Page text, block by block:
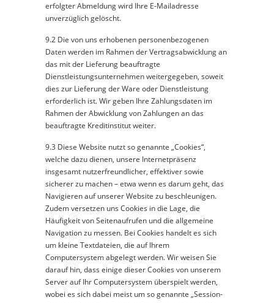
erfolgter Abmeldung wird Ihre E-Mailadresse
unverzüglich gelöscht.
9.2 Die von uns erhobenen personenbezogenen
Daten werden im Rahmen der Vertragsabwicklung an
das mit der Lieferung beauftragte
Dienstleistungsunternehmen weitergegeben, soweit
dies zur Lieferung der Ware oder Dienstleistung
erforderlich ist. Wir geben Ihre Zahlungsdaten im
Rahmen der Abwicklung von Zahlungen an das
beauftragte Kreditinstitut weiter.
9.3 Diese Website nutzt so genannte „Cookies“,
welche dazu dienen, unsere Internetpräsenz
insgesamt nutzerfreundlicher, effektiver sowie
sicherer zu machen – etwa wenn es darum geht, das
Navigieren auf unserer Website zu beschleunigen.
Zudem versetzen uns Cookies in die Lage, die
Häufigkeit von Seitenaufrufen und die allgemeine
Navigation zu messen. Bei Cookies handelt es sich
um kleine Textdateien, die auf Ihrem
Computersystem abgelegt werden. Wir weisen Sie
darauf hin, dass einige dieser Cookies von unserem
Server auf Ihr Computersystem überspielt werden,
wobei es sich dabei meist um so genannte „Session-